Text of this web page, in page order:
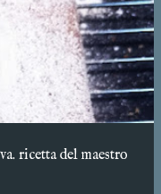
ricetta del maestro